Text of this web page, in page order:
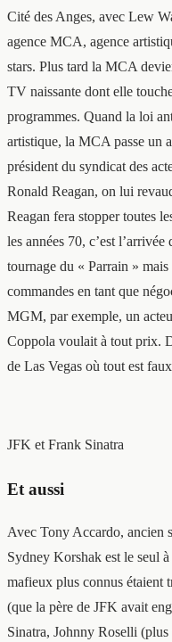
Cité des Anges, avec Lew
agence MCA, agence
stars. Plus tard la MCA
TV naissante dont elle
programmes. Quand la loi
artistique, la MCA passe un
président du syndicat des
Ronald Reagan, on lui
Reagan fera stopper toutes
les années 70, c’est
tournage du « Parrain »
commandes en tant que
MGM, par exemple, un
Coppola voulait à tout prix.
de Las Vegas où tout est
JFK et Frank Sinatra
Et aussi
Avec Tony Accardo, ancien
Sydney Korshak est le seul
mafieux plus connus étaient
(que la père de JFK avait
Sinatra, Johnny Roselli